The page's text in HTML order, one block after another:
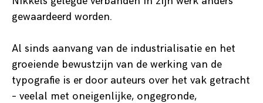
gewaardeerd worden.
Al sinds aanvang van de industrialisatie en het
groeiende bewustzijn van de werking van de
typografie is er door auteurs over het vak getracht
– veelal met oneigenlijke, ongegronde,